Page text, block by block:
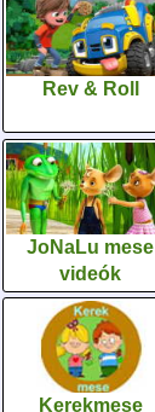
Rev & Roll
JoNaLu mese
videók
Kerekmese